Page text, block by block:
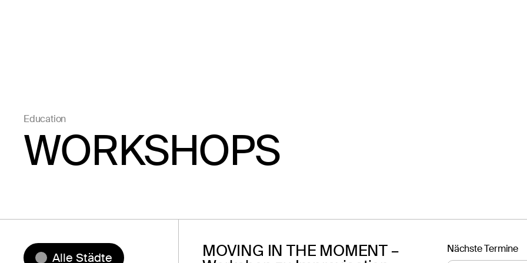
Education
WORKSHOPS
Alle Städte MOVING IN THE MOMENT – Nächste Termine